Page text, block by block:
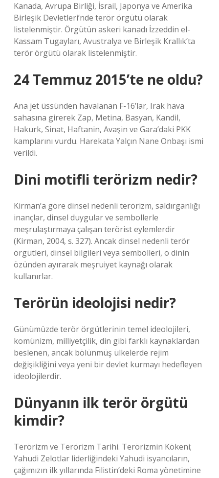
Kanada, Avrupa Birliği, İsrail, Japonya ve Amerika
Birleşik Devletleri’nde terör örgütü olarak
listelenmiştir. Örgütün askeri kanadı İzzeddin el-
Kassam Tugayları, Avustralya ve Birleşik Krallık’ta
terör örgütü olarak listelenmiştir.
24 Temmuz 2015’te ne oldu?
Ana jet üssünden havalanan F-16’lar, Irak hava
sahasına girerek Zap, Metina, Basyan, Kandil,
Hakurk, Sinat, Haftanin, Avaşin ve Gara’daki PKK
kamplarını vurdu. Harekata Yalçın Nane Onbaşı ismi
verildi.
Dini motifli terörizm nedir?
Kirman’a göre dinsel nedenli terörizm, saldırganlığı
inançlar, dinsel duygular ve sembollerle
meşrulaştırmaya çalışan terörist eylemlerdir
(Kirman, 2004, s. 327). Ancak dinsel nedenli terör
örgütleri, dinsel bilgileri veya sembolleri, o dinin
özünden ayırarak meşruiyet kaynağı olarak
kullanırlar.
Terörün ideolojisi nedir?
Günümüzde terör örgütlerinin temel ideolojileri,
komünizm, milliyetçilik, din gibi farklı kaynaklardan
beslenen, ancak bölünmüş ülkelerde rejim
değişikliğini veya yeni bir devlet kurmayı hedefleyen
ideolojilerdir.
Dünyanın ilk terör örgütü
kimdir?
Terörizm ve Terörizm Tarihi. Terörizmin Kökeni;
Yahudi Zelotlar liderliğindeki Yahudi isyancıların,
çağımızın ilk yıllarında Filistin’deki Roma yönetimine